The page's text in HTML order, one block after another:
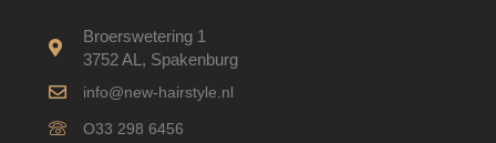
Broerswetering 1
3752 AL, Spakenburg
info@new-hairstyle.nl
O33 298 6456